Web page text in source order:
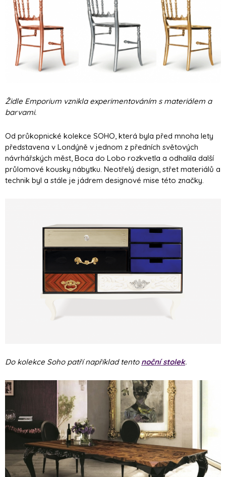
Židle Emporium vznikla experimentováním s materiálem a
barvami.
Od průkopnické kolekce SOHO, která byla před mnoha lety
představena v Londýně v jednom z předních světových
návrhářských měst, Boca do Lobo rozkvetla a odhalila další
průlomové kousky nábytku. Neotřelý design, střet materiálů a
technik byl a stále je jádrem designové mise této značky.
Do kolekce Soho patří například tento noční stolek.